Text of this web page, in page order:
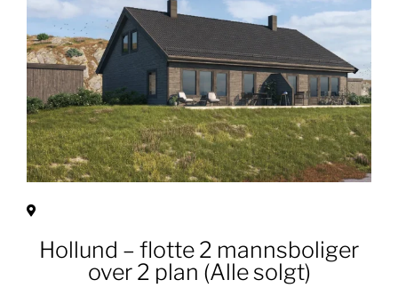
Hollund – flotte 2 mannsboliger
over 2 plan (Alle solgt)